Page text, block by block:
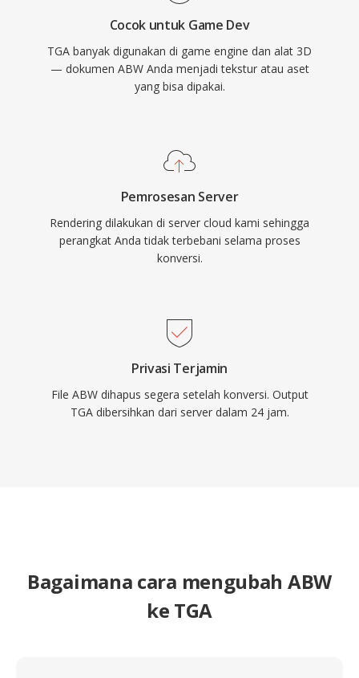
Cocok untuk Game Dev
TGA banyak digunakan di game engine dan alat 3D
— dokumen ABW Anda menjadi tekstur atau aset
yang bisa dipakai.
Pemrosesan Server
Rendering dilakukan di server cloud kami sehingga
perangkat Anda tidak terbebani selama proses
konversi.
Privasi Terjamin
File ABW dihapus segera setelah konversi. Output
TGA dibersihkan dari server dalam 24 jam.
Bagaimana cara mengubah ABW
ke TGA